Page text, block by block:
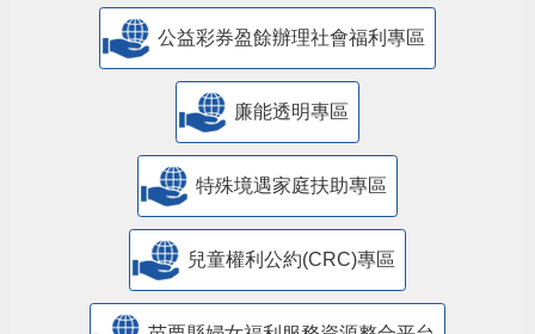
公益彩券盈餘辦理社會福利專區
廉能透明專區
特殊境遇家庭扶助專區
兒童權利公約(CRC)專區
苗栗縣婦女福利服務資源整合平台